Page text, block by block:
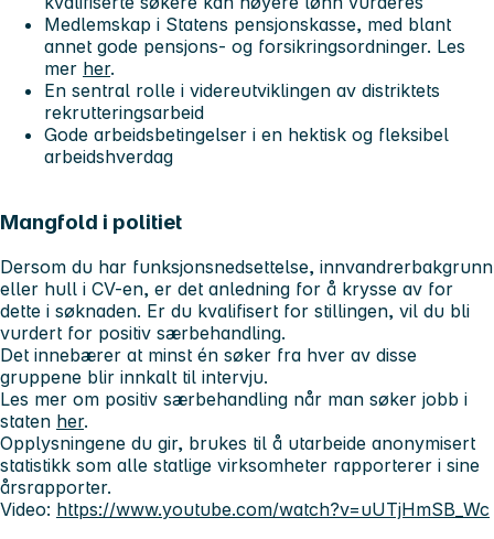
Medlemskap i Statens pensjonskasse, med blant
annet gode pensjons- og forsikringsordninger. Les
mer her.
En sentral rolle i videreutviklingen av distriktets
rekrutteringsarbeid
Gode arbeidsbetingelser i en hektisk og fleksibel
arbeidshverdag
Mangfold i politiet
Dersom du har funksjonsnedsettelse, innvandrerbakgrunn
eller hull i CV-en, er det anledning for å krysse av for
dette i søknaden. Er du kvalifisert for stillingen, vil du bli
vurdert for positiv særbehandling.
Det innebærer at minst én søker fra hver av disse
gruppene blir innkalt til intervju.
Les mer om positiv særbehandling når man søker jobb i
staten her.
Opplysningene du gir, brukes til å utarbeide anonymisert
statistikk som alle statlige virksomheter rapporterer i sine
årsrapporter.
Video: https://www.youtube.com/watch?v=uUTjHmSB_Wc